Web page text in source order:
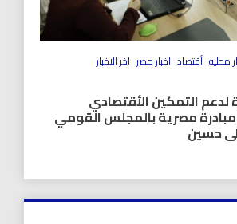
محليه أقتصاد اخبار مصر اخر الاخبار
التمكين الأقتصادي
مبادرة مصرية بالمجلس القومي
حسين